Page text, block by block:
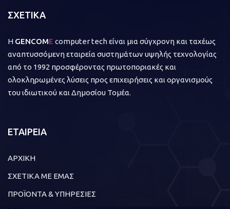
ΣΧΕΤΙΚΑ
Η GENCOME computer tech είναι μια σύγχρονη και ταχέως
αναπτυσσόμενη εταιρεία συστημάτων υψηλής τεχνολογίας
από το 1992 προσφέροντας πρωτοποριακές και
ολοκληρωμένες λύσεις προς επιχειρήσεις και οργανισμούς
του ιδιωτικού και Δημοσίου Τομέα.
ΕΤΑΙΡΕΙΑ
ΑΡΧΙΚΗ
ΣΧΕΤΙΚΑ ΜΕ ΕΜΑΣ
ΠΡΟΪΟΝΤΑ & ΥΠΗΡΕΣΙΕΣ